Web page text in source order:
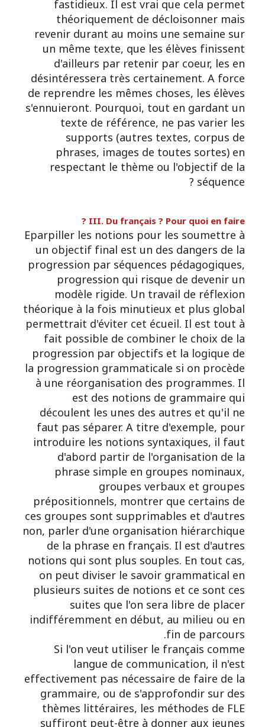
fastidieux. Il est vrai que cela permet
théoriquement de décloisonner mais
revenir durant au moins une semaine sur
un même texte, que les élèves finissent
d'ailleurs par retenir par coeur, les en
désintéressera très certainement. A force
de reprendre les mêmes choses, les élèves
s'ennuieront. Pourquoi, tout en gardant un
texte de référence, ne pas varier les
supports (autres textes, corpus de
phrases, images de toutes sortes) en
respectant le thème ou l'objectif de la
séquence ?
III. Du français ? Pour quoi en faire ?
Eparpiller les notions pour les soumettre à
un objectif final est un des dangers de la
progression par séquences pédagogiques,
progression qui risque de devenir un
modèle rigide. Un travail de réflexion
théorique à la fois minutieux et plus global
permettrait d'éviter cet écueil. Il est tout à
fait possible de combiner le choix de la
progression par objectifs et la logique de
la progression grammaticale si on procède
à une réorganisation des programmes. Il
est des notions de grammaire qui
découlent les unes des autres et qu'il ne
faut pas séparer. A titre d'exemple, pour
introduire les notions syntaxiques, il faut
d'abord partir de l'organisation de la
phrase simple en groupes nominaux,
groupes verbaux et groupes
prépositionnels, montrer que certains de
ces groupes sont supprimables et d'autres
non, parler d'une organisation hiérarchique
de la phrase en français. Il est d'autres
notions qui sont plus souples. En tout cas,
on peut diviser le savoir grammatical en
plusieurs suites de notions et ce sont ces
suites que l'on sera libre de placer
indifféremment en début, au milieu ou en
fin de parcours.
Si l'on veut utiliser le français comme
langue de communication, il n'est
effectivement pas nécessaire de faire de la
grammaire, ou de s'approfondir sur des
thèmes littéraires, les méthodes de FLE